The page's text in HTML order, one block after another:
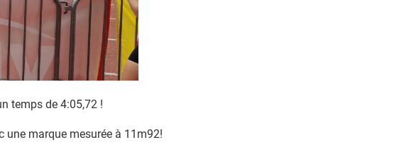
temps de 4:05,72 !
une marque mesurée à 11m92!